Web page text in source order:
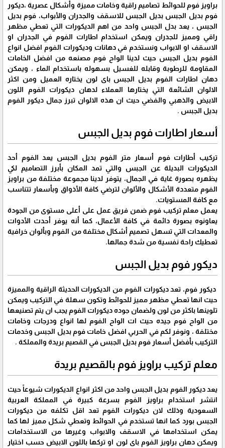
براويز فوم للحوائط تصاميم راقية وخامات مميزة وأشكال عصرية ،ديكور
فوم بديل الجبس بديل الجبس للاسقف والجدران والأبواب، فوم بديل
الجبس ، يعد بدل الجبس واحد من اهم الديكورات التي تعطي مظهر
راقي ومميز للجدران ويمكن استخدام اطارات الفوم في الجدران او
الاسقف او الابواب ونستخدم في دهانات وديكورات الفوم افضل انواع
الفوم بديل الجبس حيث لدينا الواح فوم مصنعه من افضل الخامات
المقاومة للرطوبة وقابله للغسيل بسهوله باستخدام الماء ، ويمكن
دهان اطارات الفوم بديل الجبس باى لون يختاره العميل ومن اكثر
الالوان الشائعة التي يختارها العملاء لدهان ديكورات الفوم اللون
الابيض والذهبي والفضي حيث ان هذه الالوان تبرز جمال ديكور الفوم
بديل الجبس .
أسعار اطارات فوم بديل الجبس
تركيب أطارات فوم أسعار متر الفوم بديل الجبس يعد الفوم أحد
الديكورات البديلة عن الجبس والتي تمد المكان بأبرز التصاميم لكي
يظهره بصورة غاية في الجمال، يتوفر لدينا مجموعة مختلفة من براويز
الفوم متعددة الأشكال والألوان لترضي كافة الأذواق وبأسعار تتناسب
مع كافة المستويات.
يعمل معلم تركيب فوم ضمن فريق عمل على أعلى مستوى من الجودة
يعاونوه بصورة دائمة في كافة الأعمال، كما أنه يوفر أحدث الأدوات
والمعدات التي تسهل تصميم أشكال مختلفة من الفوم وبألوان خرافية
تعطيك راحة نفسية من شدة جمالها.
ديكور فوم بديل الجبس
ديكور فوم، تعد ديكورات الفوم من الديكورات الحديثة الراقية والمميزة
حيث انها تعطي مظهر مميز للحوائط وتكون سهلة في التركيب ويمكن
تلوينها باكثر من لون ولضمان جوده ديكورات الفوم يجب ان يتم تصنيعها
من الواح فوم جيده حيث ات الواح الفوم لها انواع ودرجات وخامات
مختلفة ، ونوفر لكم في الحربي افضل خامات فوم بديل الجبس وخدمات
التركيب بأفضل أسعار فوم بديل الجبس في القصيم بريدة والمملكة .
معلم تركيب براويز فوم بالقصيم بريدة
يعد ديكور الفوم بديل الجبس واحد من اكثر انواع الديكورات شيوعاً حيث
انتشر استخدام براويز الفوم بسرعة كبيرة في المملكة العربية
السعودية وذلك لان ديكورات الفوم تعد اقل تكلفه من ديكورات
الجبس بورد كما انها تستخدم في الحوائط وتعطي شكل مميز لها كما
يمكن استخدامها في الاسقف والابواب وغيرها من الاستخدامات
ويمكن دهان براويز الفوم باى لون او تركها باللون الابيض حسب اختيار